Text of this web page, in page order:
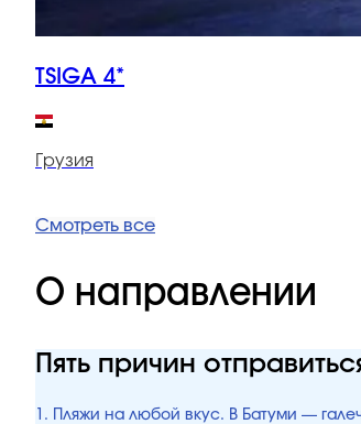
TSIGA 4*
Грузия
Смотреть все
О направлении
Пять причин
1. Пляжи на любой вкус. В Батуми —